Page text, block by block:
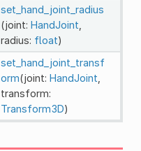
set_hand_joint_radius
(joint: HandJoint
radius: float)
set_hand_joint_transf
orm(joint: HandJoint
transform:
Transform3D)